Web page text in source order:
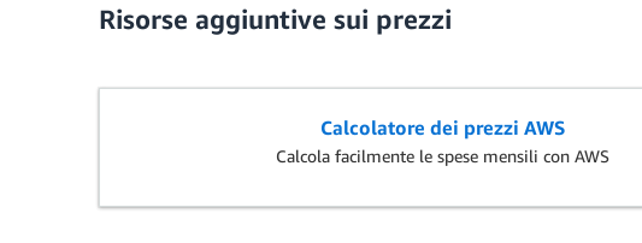
Risorse aggiuntive sui prezzi
Calcolatore dei prezzi AWS
Calcola facilmente le spese mensili con AWS